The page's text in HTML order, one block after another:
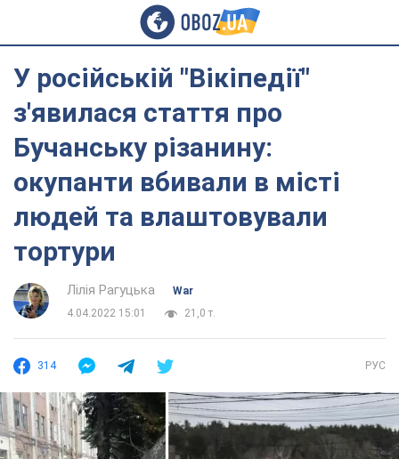
У російській "Вікіпедії"
з'явилася стаття про
Бучанську різанину:
окупанти вбивали в місті
людей та влаштовували
тортури
Лілія Рагуцька
War
4.04.2022 15:01
21,0 т.
314 РУС